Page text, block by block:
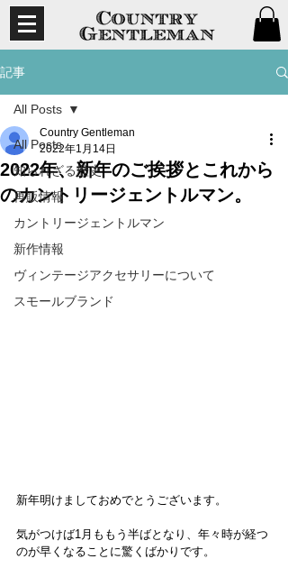
記事
All Posts
知られざる歴史
再販情報
カントリージェントルマン
新作情報
ヴィンテージアクセサリーについて
スモールブランド
All Posts
2022年、新年のご挨拶とこれから
のカントリージェントルマン。
Country Gentleman
2022年1月14日
新年明けましておめでとうございます。
気がつけば1月ももう半ばとなり、年々時が経つ
のが早くなることに驚くばかりです。